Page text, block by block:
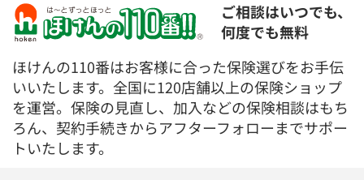
ご相談はいつでも、
何度でも無料
ほけんの110番はお客様に合った保険選びをお手伝
いいたします。全国に120店舗以上の保険ショップ
を運営。保険の見直し、加入などの保険相談はもち
ろん、契約手続きからアフターフォローまでサポー
トいたします。